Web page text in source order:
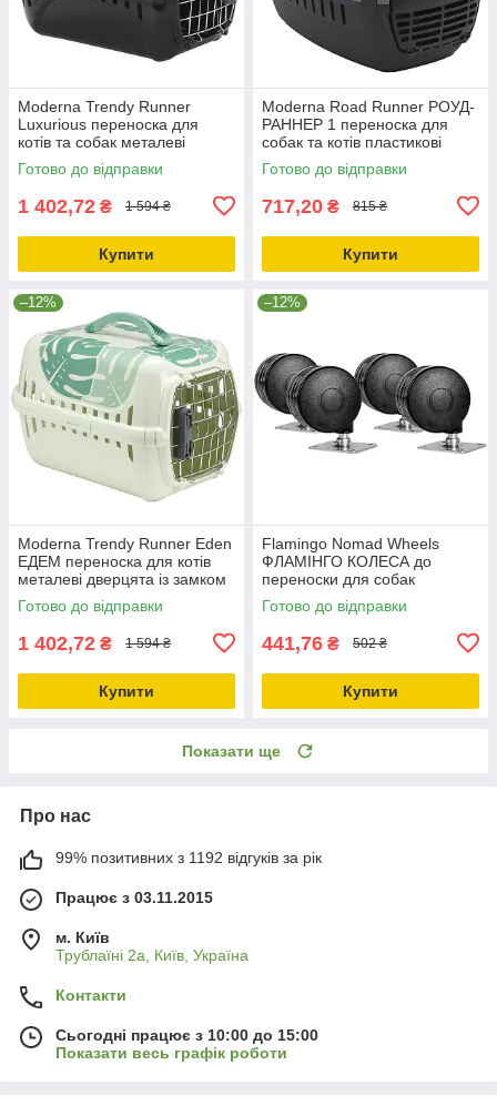
Moderna Trendy Runner
Luxurious переноска для
котів та собак металеві
дверцята із замком
50х32х34.5см Чорний
Готово до відправки
1 402,72 ₴ 1 594 ₴
Купити
Moderna Road Runner РОУД-
РАННЕР 1 переноска для
собак та котів пластикові
двері 48.6х32.3х30.3 см
Сірий
Готово до відправки
717,20 ₴ 815 ₴
Купити
–12%
Moderna Trendy Runner Eden
ЕДЕМ переноска для котів
металеві дверцята із замком
50х32х34.5см Cвітло зелений
Готово до відправки
1 402,72 ₴ 1 594 ₴
Купити
–12%
Flamingo Nomad Wheels
ФЛАМІНГО КОЛЕСА до
переноски для собак
Flamingo Nomad 0.1кг
Готово до відправки
441,76 ₴ 502 ₴
Купити
Показати ще
Про нас
99% позитивних з 1192 відгуків за рік
Працює з 03.11.2015
м. Київ
Трублаїні 2а, Київ, Україна
Контакти
Сьогодні працює з 10:00 до 15:00
Показати весь графік роботи